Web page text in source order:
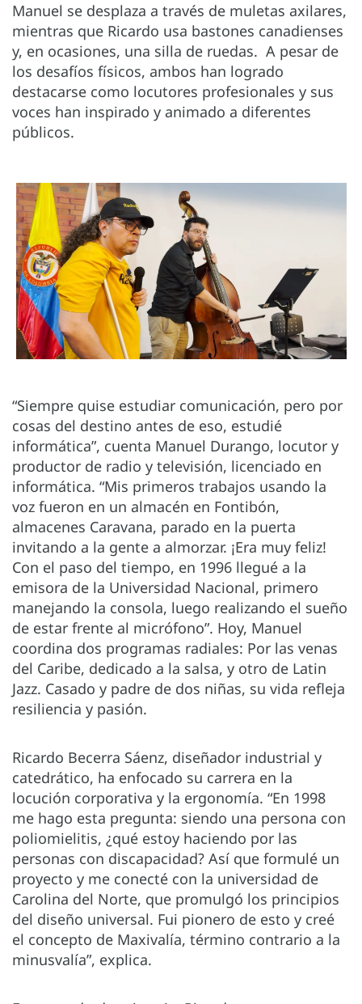
Manuel se desplaza a través de muletas axilares,
mientras que Ricardo usa bastones canadienses
y, en ocasiones, una silla de ruedas. A pesar de
los desafíos físicos, ambos han logrado
destacarse como locutores profesionales y sus
voces han inspirado y animado a diferentes
públicos.
“Siempre quise estudiar comunicación, pero por
cosas del destino antes de eso, estudié
informática”, cuenta Manuel Durango, locutor y
productor de radio y televisión, licenciado en
informática. “Mis primeros trabajos usando la
voz fueron en un almacén en Fontibón,
almacenes Caravana, parado en la puerta
invitando a la gente a almorzar. ¡Era muy feliz!
Con el paso del tiempo, en 1996 llegué a la
emisora de la Universidad Nacional, primero
manejando la consola, luego realizando el sueño
de estar frente al micrófono”. Hoy, Manuel
coordina dos programas radiales: Por las venas
del Caribe, dedicado a la salsa, y otro de Latin
Jazz. Casado y padre de dos niñas, su vida refleja
resiliencia y pasión.
Ricardo Becerra Sáenz, diseñador industrial y
catedrático, ha enfocado su carrera en la
locución corporativa y la ergonomía. “En 1998
me hago esta pregunta: siendo una persona con
poliomielitis, ¿qué estoy haciendo por las
personas con discapacidad? Así que formulé un
proyecto y me conecté con la universidad de
Carolina del Norte, que promulgó los principios
del diseño universal. Fui pionero de esto y creé
el concepto de Maxivalía, término contrario a la
minusvalía”, explica.